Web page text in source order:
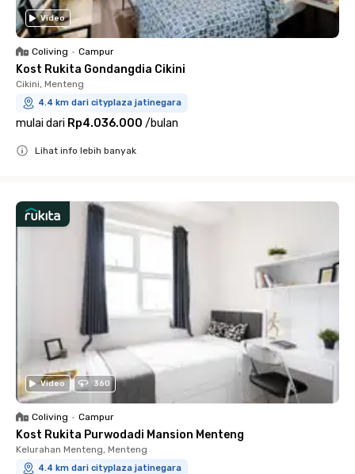
Video
Coliving • Campur
Kost Rukita Gondangdia Cikini
Cikini, Menteng
4.4 km dari cityplaza jatinegara
mulai dari Rp4.036.000 /bulan
Lihat info lebih banyak
Video 360
Coliving • Campur
Kost Rukita Purwodadi Mansion Menteng
Kelurahan Menteng, Menteng
4.4 km dari cityplaza jatinegara